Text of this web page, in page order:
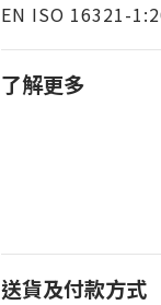
EN ISO 16321-
了解更多
送貨及付款方式